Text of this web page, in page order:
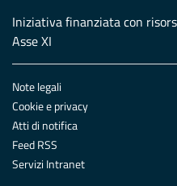
Iniziativa finanziata con
Asse XI
Note legali
Cookie e privacy
Atti di notifica
Feed RSS
Servizi Intranet